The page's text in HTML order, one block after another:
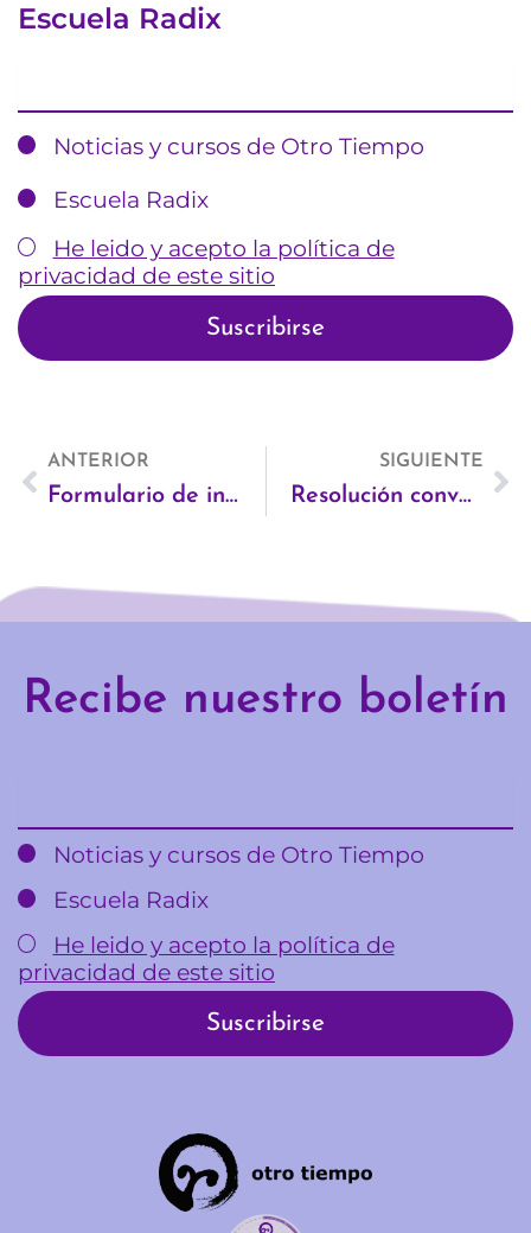
Escuela Radix
Noticias y cursos de Otro Tiempo
Escuela Radix
He leido y acepto la política de
privacidad de este sitio
AntANTERIOR
Formulario de inscripción en la temática 1 de Escuela Radix
SIGUIENTE
Resolución convocatoria para consultoría: persona o equipo experto en antirracismo y perspectivas descoloniales para organizaciones.
Recibe nuestro boletín
Noticias y cursos de Otro Tiempo
Escuela Radix
He leido y acepto la política de
privacidad de este sitio